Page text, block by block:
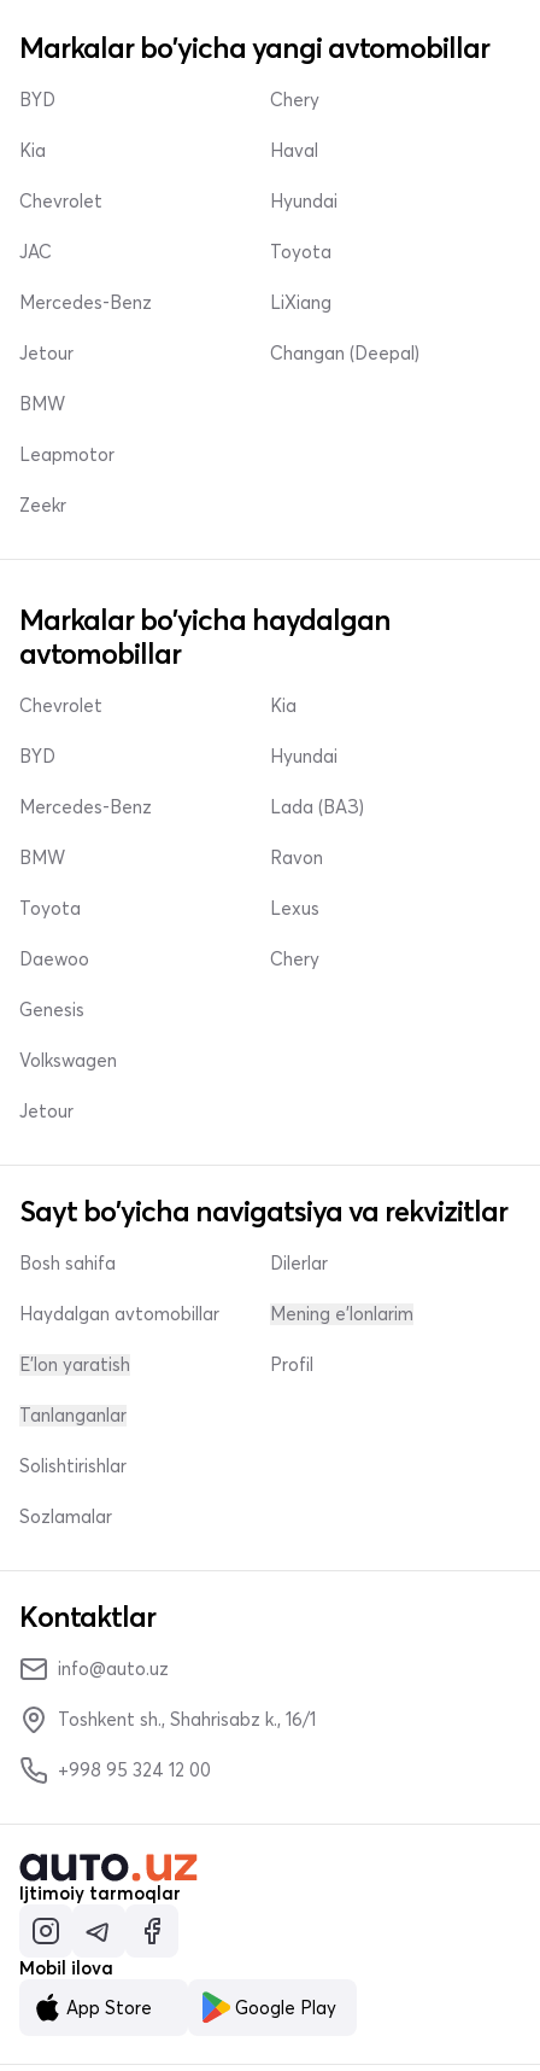
Markalar bo'yicha yangi avtomobillar
BYD
Kia
Chevrolet
Chery
Haval
Hyundai
JAC
Mercedes-Benz
Jetour
Toyota
LiXiang
Changan (Deepal)
BMW
Leapmotor
Zeekr
Markalar bo'yicha haydalgan
avtomobillar
Chevrolet
BYD
Mercedes-Benz
Kia
Hyundai
Lada (ВАЗ)
BMW
Toyota
Daewoo
Ravon
Lexus
Chery
Genesis
Volkswagen
Jetour
Sayt bo'yicha navigatsiya va rekvizitlar
Bosh sahifa
Haydalgan avtomobillar
E'lon yaratish
Dilerlar
Mening e'lonlarim
Profil
Tanlanganlar
Solishtirishlar
Sozlamalar
Kontaktlar
info@auto.uz
Toshkent sh., Shahrisabz k., 16/1
+998 95 324 12 00
Ijtimoiy tarmoqlar
Mobil ilova
App Store
Google Play